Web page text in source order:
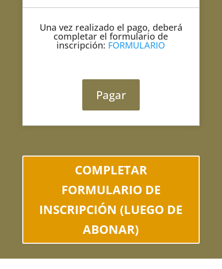
Una vez realizado el pago, deberá
completar el formulario de
inscripción: FORMULARIO
Pagar
COMPLETAR
FORMULARIO DE
INSCRIPCIÓN (LUEGO DE
ABONAR)